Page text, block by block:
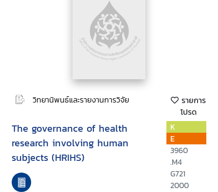
วิทยานิพนธ์และรายงานการวิจัย
รายการ
โปรด
The governance of health
research involving human
subjects (HRIHS)
K
E
3960
.M4
G721
2000